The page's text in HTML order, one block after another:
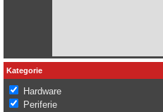
Kategorie
Hardware
Periferie